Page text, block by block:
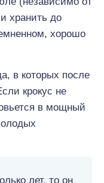
хранить до
хорошо
в которых после
крокус не
в мощный
лет, то он